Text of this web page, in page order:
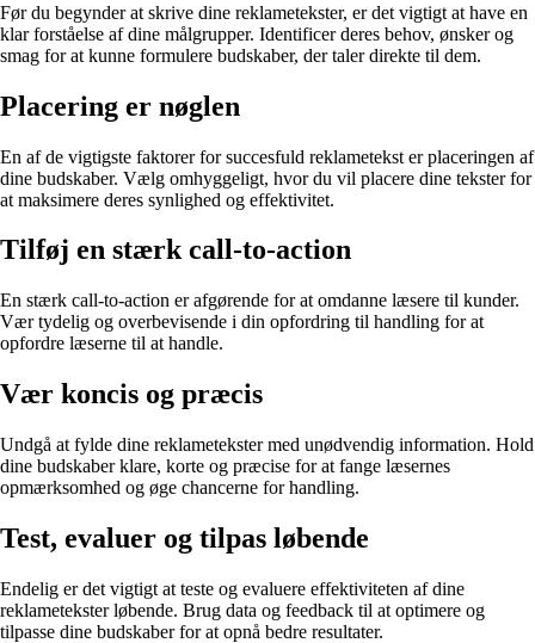
Før du begynder at skrive dine reklametekster, er det vigtigt at have en
klar forståelse af dine målgrupper. Identificer deres behov, ønsker og
smag for at kunne formulere budskaber, der taler direkte til dem.
Placering er nøglen
En af de vigtigste faktorer for succesfuld reklametekst er placeringen af
dine budskaber. Vælg omhyggeligt, hvor du vil placere dine tekster for
at maksimere deres synlighed og effektivitet.
Tilføj en stærk call-to-action
En stærk call-to-action er afgørende for at omdanne læsere til kunder.
Vær tydelig og overbevisende i din opfordring til handling for at
opfordre læserne til at handle.
Vær koncis og præcis
Undgå at fylde dine reklametekster med unødvendig information. Hold
dine budskaber klare, korte og præcise for at fange læsernes
opmærksomhed og øge chancerne for handling.
Test, evaluer og tilpas løbende
Endelig er det vigtigt at teste og evaluere effektiviteten af dine
reklametekster løbende. Brug data og feedback til at optimere og
tilpasse dine budskaber for at opnå bedre resultater.